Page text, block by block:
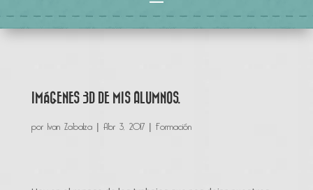
IMÁGENES 3D DE MIS ALUMNOS.
por Ivan Zabalza| Abr 3, 2017| Formación